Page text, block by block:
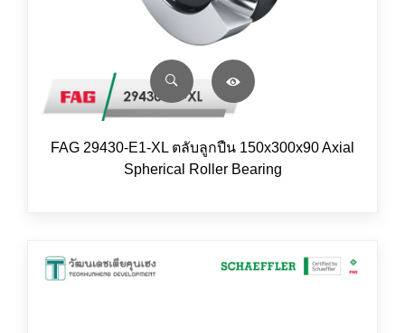
FAG 29430-E1-XL ตลับลูกปืน 150x300x90 Axial
Spherical Roller Bearing